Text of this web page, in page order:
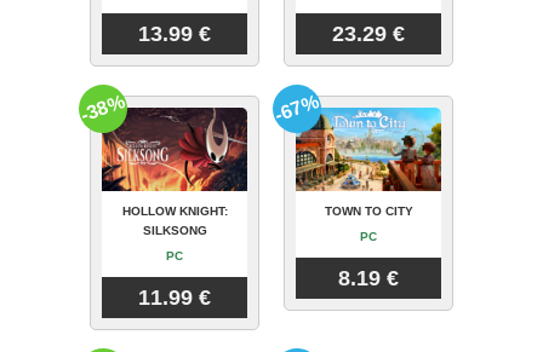
13.99 € 23.29 €
HOLLOW KNIGHT:
SILKSONG
PC
11.99 €
-38%
TOWN TO CITY
PC
8.19 €
-67%